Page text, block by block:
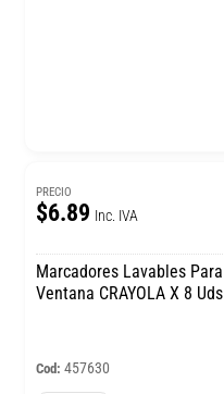
PRECIO
$6.89 Inc. IVA
Marcadores Lavables Para
Ventana CRAYOLA X 8 Uds
Cod: 457630